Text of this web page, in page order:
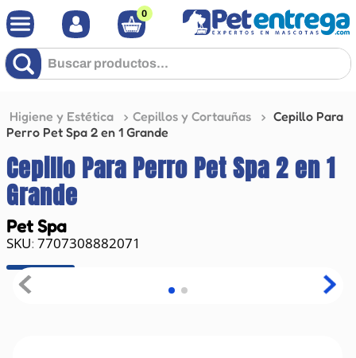
0
Buscar productos...
Higiene y Estética Cepillos y Cortauñas
Cepillo Para
Perro Pet Spa 2 en 1 Grande
Cepillo Para Perro Pet Spa 2 en 1
Grande
Pet Spa
: 7707308882071